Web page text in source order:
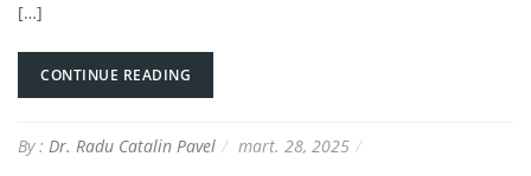
[…]
CONTINUE READING
By : Dr. Radu Catalin Pavel mart. 28, 2025